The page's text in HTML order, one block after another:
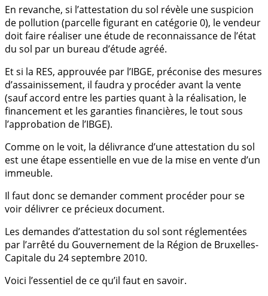
En revanche, si l’attestation du sol révèle une suspicion
de pollution (parcelle figurant en catégorie 0), le vendeur
doit faire réaliser une étude de reconnaissance de l’état
du sol par un bureau d’étude agréé.
Et si la RES, approuvée par l’IBGE, préconise des mesures
d’assainissement, il faudra y procéder avant la vente
(sauf accord entre les parties quant à la réalisation, le
financement et les garanties financières, le tout sous
l’approbation de l’IBGE).
Comme on le voit, la délivrance d’une attestation du sol
est une étape essentielle en vue de la mise en vente d’un
immeuble.
Il faut donc se demander comment procéder pour se
voir délivrer ce précieux document.
Les demandes d’attestation du sol sont réglementées
par l’arrêté du Gouvernement de la Région de Bruxelles-
Capitale du 24 septembre 2010.
Voici l’essentiel de ce qu’il faut en savoir.